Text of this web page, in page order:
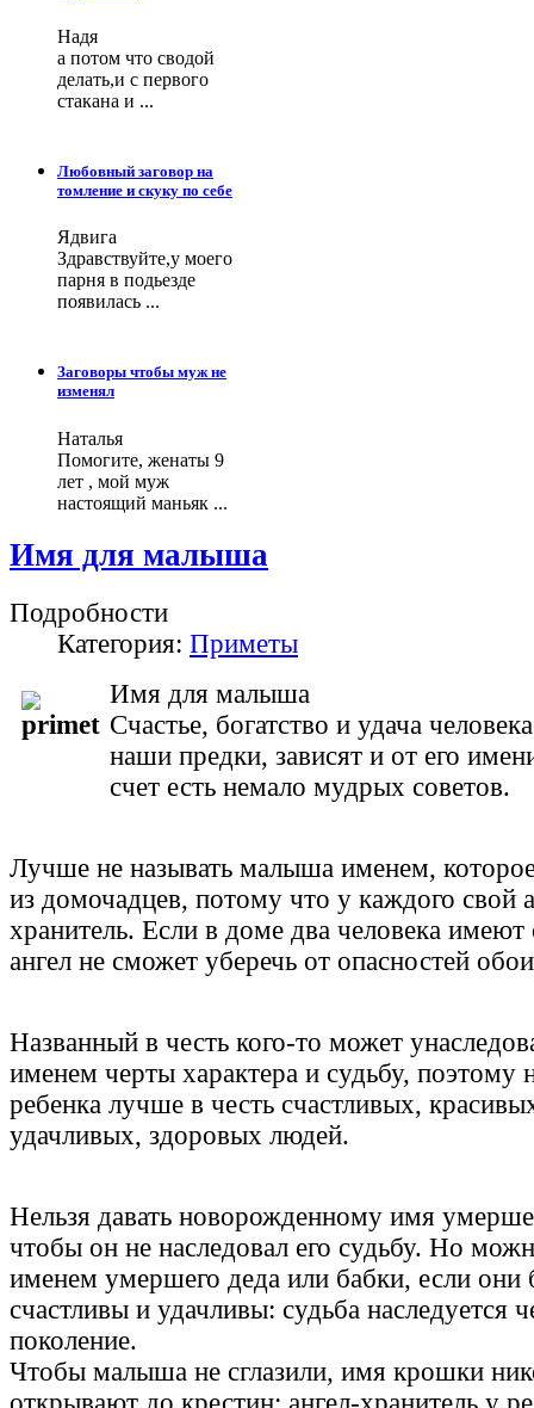
Надя
а потом что сводой
делать,и с первого
стакана и ...
Любовный заговор на
томление и скуку по себе
Ядвига
Здравствуйте,у моего
парня в подьезде
появилась ...
Заговоры чтобы муж не
изменял
Наталья
Помогите, женаты 9
лет , мой муж
настоящий маньяк ...
Имя для малыша
Подробности
Категория: Приметы
Имя для малыша
Счастье, богатство и удача
наши предки, зависят и от его
счет есть немало мудрых советов.
Лучше не называть малыша именем,
из домочадцев, потому что у каждого свой
хранитель. Если в доме два человека
ангел не сможет уберечь от опасностей
Названный в честь кого-то может
именем черты характера и судьбу, поэтому
ребенка лучше в честь счастливых,
удачливых, здоровых людей.
Нельзя давать новорожденному имя
чтобы он не наследовал его судьбу. Но
именем умершего деда или бабки, если они
счастливы и удачливы: судьба наследуется
поколение.
Чтобы малыша не сглазили, имя крошки